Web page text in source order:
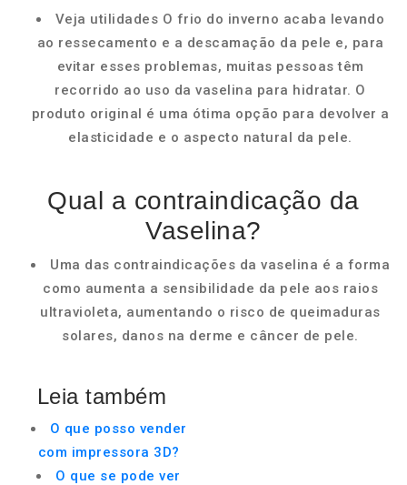
Veja utilidades O frio do inverno acaba levando
ao ressecamento e a descamação da pele e, para
evitar esses problemas, muitas pessoas têm
recorrido ao uso da vaselina para hidratar. O
produto original é uma ótima opção para devolver a
elasticidade e o aspecto natural da pele.
Qual a contraindicação da
Vaselina?
Uma das contraindicações da vaselina é a forma
como aumenta a sensibilidade da pele aos raios
ultravioleta, aumentando o risco de queimaduras
solares, danos na derme e câncer de pele.
Leia também
O que posso vender
com impressora 3D?
O que se pode ver